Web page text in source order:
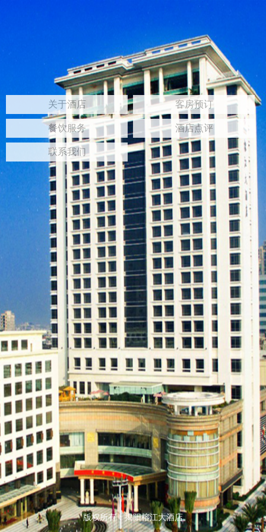
关于酒店 客房预订
餐饮服务 酒店点评
联系我们
版权所有：揭阳榕江大酒店